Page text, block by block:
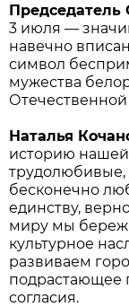
Председатель
3 июля —
навечно
символ
мужества
Наталья
историю
трудолюбивые,
бесконечно
единству,
миру мы
культурное
развиваем
подрастающее
согласия.